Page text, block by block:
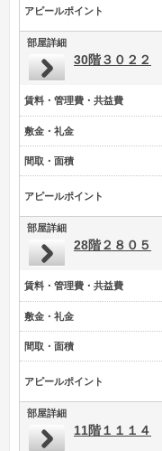
アピールポイント
部屋詳細
30階３０２２
賃料・管理費・共益費
敷金・礼金
間取・面積
アピールポイント
部屋詳細
28階２８０５
賃料・管理費・共益費
敷金・礼金
間取・面積
アピールポイント
部屋詳細
11階１１１４